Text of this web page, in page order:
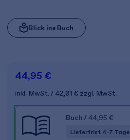
Blick ins Buch
44,95 €
inkl. MwSt. 42,01 € zzgl. MwSt.
Buch / 44,95 €
Lieferfrist 4-7 Tage